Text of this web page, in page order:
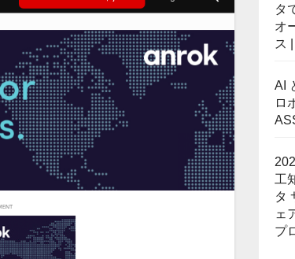
タ
オ
ス
AI
ロ
工
タ
ェ
プ